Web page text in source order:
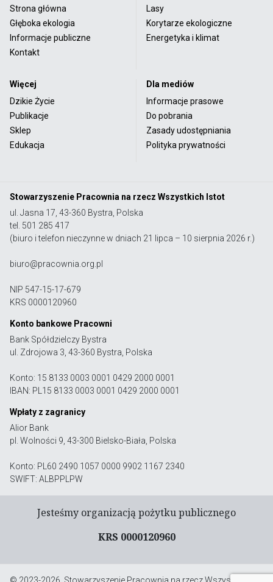
Strona główna
Głęboka ekologia
Informacje publiczne
Kontakt
Lasy
Korytarze ekologiczne
Energetyka i klimat
Więcej
Dzikie Życie
Publikacje
Sklep
Edukacja
Dla mediów
Informacje prasowe
Do pobrania
Zasady udostępniania
Polityka prywatności
Stowarzyszenie Pracownia na rzecz Wszystkich Istot
ul. Jasna 17, 43-360 Bystra, Polska
tel. 501 285 417
(biuro i telefon nieczynne w dniach 21 lipca – 10 sierpnia 2026 r.)
biuro@pracownia.org.pl
NIP 547-15-17-679
KRS 0000120960
Konto bankowe Pracowni
Bank Spółdzielczy Bystra
ul. Zdrojowa 3, 43-360 Bystra, Polska
Konto: 15 8133 0003 0001 0429 2000 0001
IBAN: PL15 8133 0003 0001 0429 2000 0001
Wpłaty z zagranicy
Alior Bank
pl. Wolności 9, 43-300 Bielsko-Biała, Polska
Konto: PL60 2490 1057 0000 9902 1167 2340
SWIFT: ALBPPLPW
Jesteśmy organizacją pożytku publicznego
KRS 0000120960